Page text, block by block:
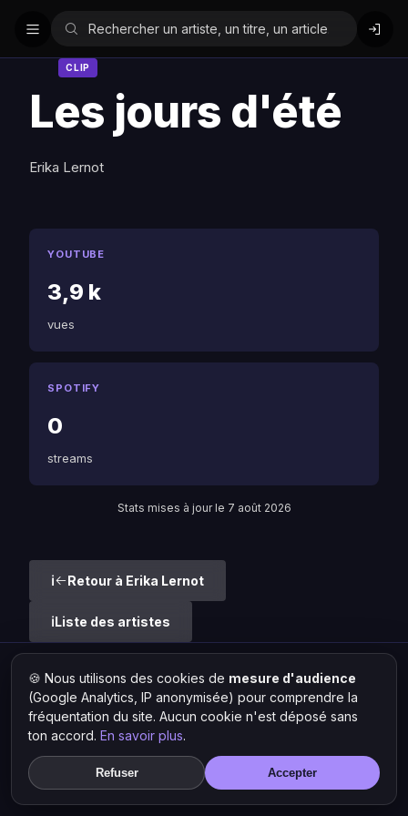
CLIP
Les jours d'été
Erika Lernot
YOUTUBE
3,9 k
vues
SPOTIFY
0
streams
Stats mises à jour le 7 août 2026
Retour à Erika Lernot
Liste des artistes
Hit Lokal·L'actu rap & musique urbaine
© 2026 — Tous droits réservés ·Mentions légales·Gérer les
cookies
🍪 Nous utilisons des cookies de mesure d'audience
(Google Analytics, IP anonymisée) pour comprendre la
fréquentation du site. Aucun cookie n'est déposé sans
ton accord. En savoir plus.
Refuser Accepter